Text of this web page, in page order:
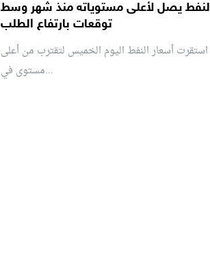
يصل لأعلى مستوياته منذ شهر وسط
توقعات بارتفاع الطلب
استقرت أسعار النفط اليوم الخميس لتقترب من أعلى
مستوى في...